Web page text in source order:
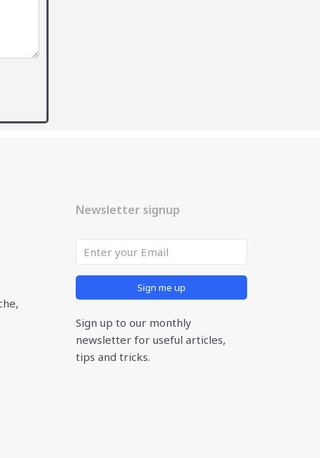
Newsletter signup
Sign me up
Sign up to our monthly
newsletter for useful articles,
tips and tricks.